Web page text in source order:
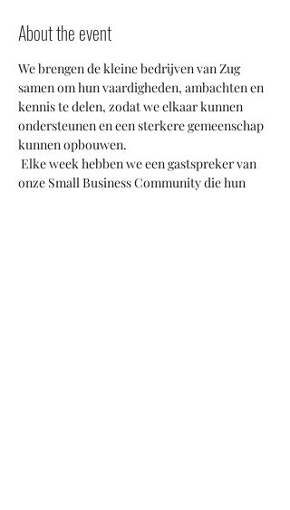
About the event
We brengen de kleine bedrijven van Zug
samen om hun vaardigheden, ambachten en
kennis te delen, zodat we elkaar kunnen
ondersteunen en een sterkere gemeenschap
kunnen opbouwen.
onze Small Business Community die hun